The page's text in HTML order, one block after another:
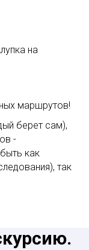
на
маршрутов!
берет сам),
-
как
так